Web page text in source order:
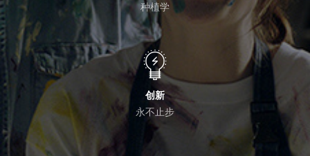
按Enter键进行搜索或按ESC键关闭
种植学
创新
永不止步